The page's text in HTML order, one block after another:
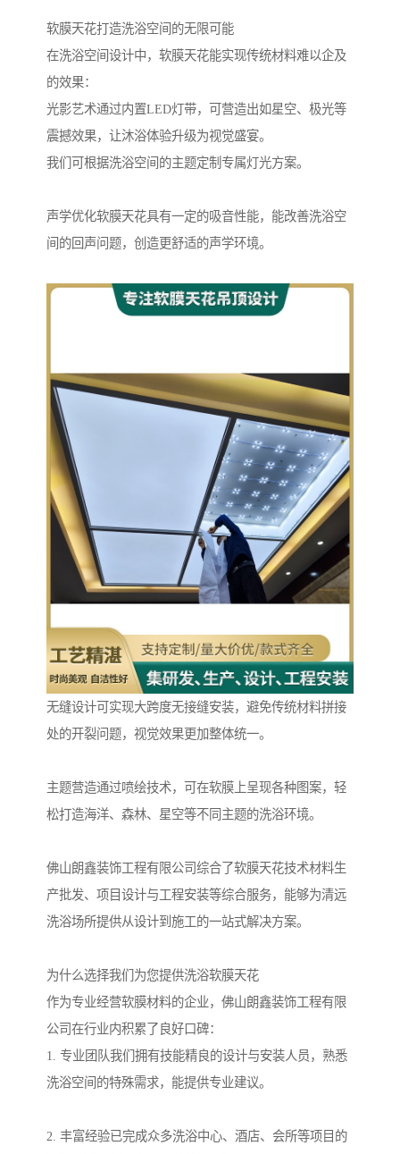
软膜天花打造洗浴空间的无限可能
在洗浴空间设计中，软膜天花能实现传统材料难以企及
的效果：
光影艺术通过内置LED灯带，可营造出如星空、极光等
震撼效果，让沐浴体验升级为视觉盛宴。
我们可根据洗浴空间的主题定制专属灯光方案。
声学优化软膜天花具有一定的吸音性能，能改善洗浴空
间的回声问题，创造更舒适的声学环境。
无缝设计可实现大跨度无接缝安装，避免传统材料拼接
处的开裂问题，视觉效果更加整体统一。
主题营造通过喷绘技术，可在软膜上呈现各种图案，轻
松打造海洋、森林、星空等不同主题的洗浴环境。
佛山朗鑫装饰工程有限公司综合了软膜天花技术材料生
产批发、项目设计与工程安装等综合服务，能够为清远
洗浴场所提供从设计到施工的一站式解决方案。
为什么选择我们为您提供洗浴软膜天花
作为专业经营软膜材料的企业，佛山朗鑫装饰工程有限
公司在行业内积累了良好口碑：
1. 专业团队我们拥有技能精良的设计与安装人员，熟悉
洗浴空间的特殊需求，能提供专业建议。
2. 丰富经验已完成众多洗浴中心、酒店、会所等项目的